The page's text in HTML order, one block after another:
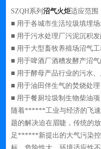
SZQH系列 沼气火炬适应范围
■ 用于各城市生活垃圾填埋
■ 用于污水处理厂污泥沉积
■ 用于大型畜牧养殖场沼气
■ 用于啤酒厂酒糟发酵产沼
■ 用于酵母产品行业的污水
■ 用于油田伴生气的焚烧处理
■ 用于餐厨垃圾制生物柴油
随着******工业与经济的飞
题的解决迫在眉睫，传统的
足******新提出的大气污染